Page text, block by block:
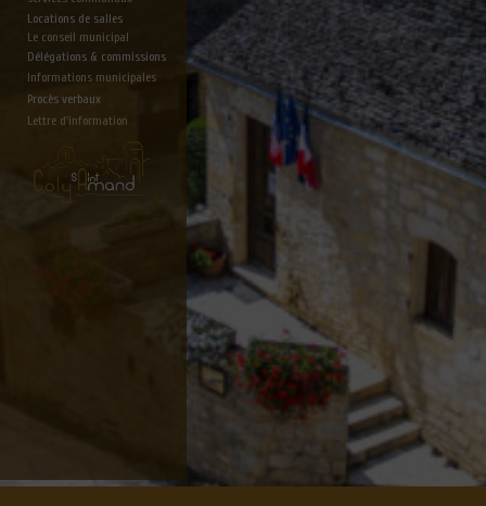
Locations de salles
Le conseil municipal
Délégations & commissions
Informations municipales
Lettre d'information
Procès verbaux